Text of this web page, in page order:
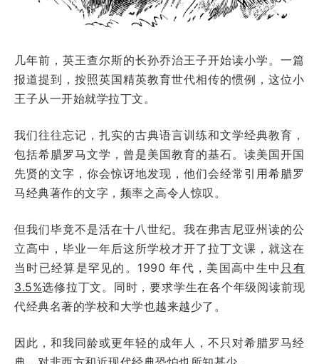
几年前，英王查尔斯的长孙乔治王子开始读小学。一篇
报道提到，按照英国精英教育世代相传的惯例，这位小
王子从一开始就学拉丁文。
我们往往忘记，扎实的古典语言训练和文学经典教育，
包括希腊罗马文学，曾是美国教育的基石。读美国开国
先贤的文字，你会惊讶地发现，他们会经常引用希腊罗
马经典著作的文字，频率之高令人惊叹。
但我们毕竟不是活在十八世纪。我在弗吉尼亚州读的公
立高中，毕业一年后这所学校才开了拉丁文课，就这在
当时已经算是罕见的。1990 年代，美国高中生中 只有
3.5%选修拉丁文。同时，要求学生在各个年级阅读前现
代经典名著的学校和大学也越来越少了。
因此，和我同龄或更年轻的成年人，不只对希腊罗马经